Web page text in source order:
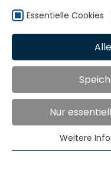
Home
Allertex Limited,
5 Simmonds Way
Lomeshaye
Nelson
Essentielle Cookies
Nur
Essentielle
Essentielle Cookies
Weitere